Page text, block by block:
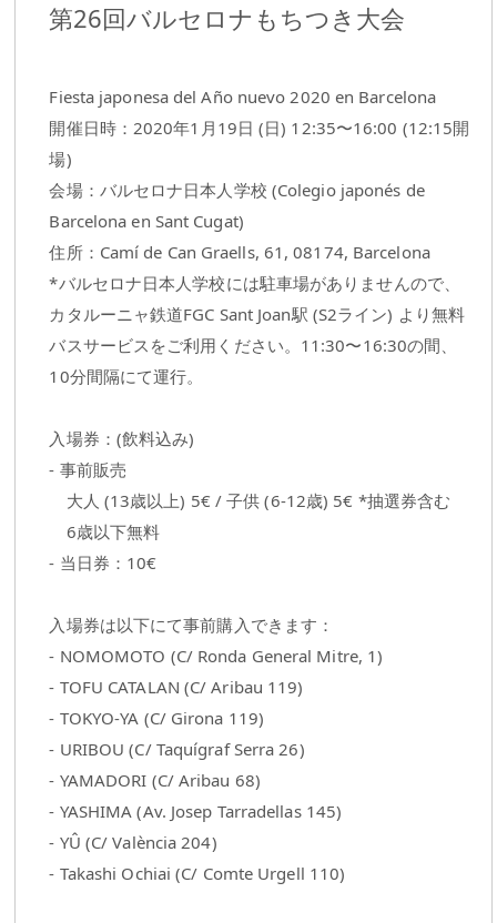
第26回バルセロナもちつき大会
Fiesta japonesa del Año nuevo 2020 en Barcelona
開催日時：2020年1月19日 (日) 12:35〜16:00 (12:15開
場)
会場：バルセロナ日本人学校 (Colegio japonés de
Barcelona en Sant Cugat)
住所：Camí de Can Graells, 61, 08174, Barcelona
*バルセロナ日本人学校には駐車場がありませんので、
カタルーニャ鉄道FGC Sant Joan駅 (S2ライン) より無料
バスサービスをご利用ください。11:30〜16:30の間、
10分間隔にて運行。
入場券：(飲料込み)
- 事前販売
大人 (13歳以上) 5€ / 子供 (6-12歳) 5€ *抽選券含む
6歳以下無料
- 当日券：10€
入場券は以下にて事前購入できます：
- NOMOMOTO (C/ Ronda General Mitre, 1)
- TOFU CATALAN (C/ Aribau 119)
- TOKYO-YA (C/ Girona 119)
- URIBOU (C/ Taquígraf Serra 26)
- YAMADORI (C/ Aribau 68)
- YASHIMA (Av. Josep Tarradellas 145)
- YÛ (C/ València 204)
- Takashi Ochiai (C/ Comte Urgell 110)